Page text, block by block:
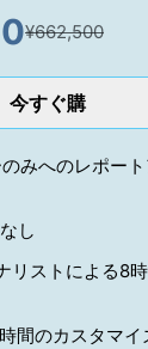
¥662,500
今すぐ購
みへのレポー
し
リストによる8
間のカスタマイ